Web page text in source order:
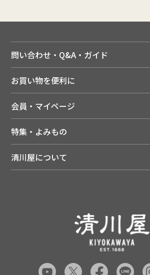
問い合わせ・Q&A・ガイド
ご利用ガイド
領収書について
送料について
配達日について
返品について
よくあるご質問（FAQ）
あんしんの品質保証について（産直品）
品質保証について（通常品）
お買い物を便利に
季節のカタログを無料でお届け
店舗・ECポイント共通アプリ
LINEお友だち登録
会員・マイページ
会員特典について
注文履歴
特集・よみもの
メディア掲載商品
清川屋のレビューを見る
清川屋について